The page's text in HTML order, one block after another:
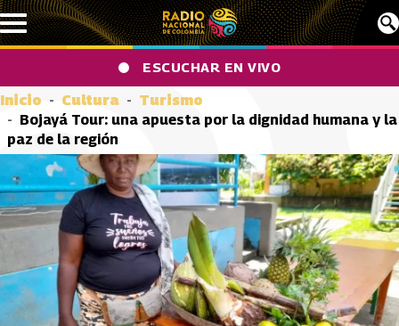
Pasar al contenido principal
ESCUCHAR EN VIVO
Inicio Cultura
Turismo
Bojayá Tour: una apuesta por la dignidad humana y la
paz de la región